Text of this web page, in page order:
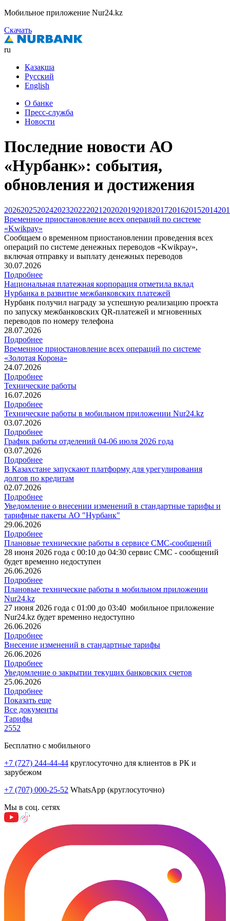
Мобильное приложение Nur24.kz
Скачать
ru
Қазақша
Русский
English
О банке
Пресс-служба
Новости
Последние новости АО
«Нурбанк»: события,
обновления и достижения
202620252024202320222021 2020201920182017201620152014
Временное приостановление всех операций по системе
«Kwikpay»
Сообщаем о временном приостановлении проведения всех
операций по системе денежных переводов «Kwikpay»,
включая отправку и выплату денежных переводов
30.07.2026
Подробнее
Национальная платежная корпорация отметила вклад
Нурбанка в развитие межбанковских платежей
Нурбанк получил награду за успешную реализацию проекта
по запуску межбанковских QR-платежей и мгновенных
переводов по номеру телефона
28.07.2026
Подробнее
Временное приостановление всех операций по системе
«Золотая Корона»
24.07.2026
Подробнее
Технические работы
16.07.2026
Подробнее
Технические работы в мобильном приложении Nur24.kz
03.07.2026
Подробнее
График работы отделений 04-06 июля 2026 года
03.07.2026
Подробнее
В Казахстане запускают платформу для урегулирования
долгов по кредитам
02.07.2026
Подробнее
Уведомление о внесении изменений в стандартные тарифы и
тарифные пакеты АО "Нурбанк"
29.06.2026
Подробнее
Плановые технические работы в сервисе СМС-сообщений
28 июня 2026 года с 00:10 до 04:30 сервис СМС - сообщений
будет временно недоступен
26.06.2026
Подробнее
Плановые технические работы в мобильном приложении
Nur24.kz
27 июня 2026 года с 01:00 до 03:40 мобильное приложение
Nur24.kz будет временно недоступно
26.06.2026
Подробнее
Внесение изменений в стандартные тарифы
26.06.2026
Подробнее
Уведомление о закрытии текущих банковских счетов
25.06.2026
Подробнее
Показать еще
Все документы
Тарифы
2552
Бесплатно с мобильного
+7 (727) 244-44-44 круглосуточно для клиентов в РК и
зарубежом
+7 (707) 000-25-52 WhatsApp (круглосуточно)
Мы в соц. сетях